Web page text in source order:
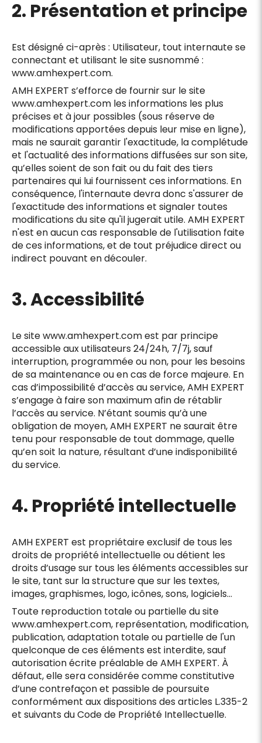
2. Présentation et principe
Est désigné ci-après : Utilisateur, tout internaute se
connectant et utilisant le site susnommé :
www.amhexpert.com.
AMH EXPERT s’efforce de fournir sur le site
www.amhexpert.com les informations les plus
précises et à jour possibles (sous réserve de
modifications apportées depuis leur mise en ligne),
mais ne saurait garantir l'exactitude, la complétude
et l'actualité des informations diffusées sur son site,
qu’elles soient de son fait ou du fait des tiers
partenaires qui lui fournissent ces informations. En
conséquence, l'internaute devra donc s'assurer de
l'exactitude des informations et signaler toutes
modifications du site qu'il jugerait utile. AMH EXPERT
n'est en aucun cas responsable de l'utilisation faite
de ces informations, et de tout préjudice direct ou
indirect pouvant en découler.
3. Accessibilité
Le site www.amhexpert.com est par principe
accessible aux utilisateurs 24/24h, 7/7j, sauf
interruption, programmée ou non, pour les besoins
de sa maintenance ou en cas de force majeure. En
cas d’impossibilité d’accès au service, AMH EXPERT
s’engage à faire son maximum afin de rétablir
l’accès au service. N’étant soumis qu’à une
obligation de moyen, AMH EXPERT ne saurait être
tenu pour responsable de tout dommage, quelle
qu’en soit la nature, résultant d’une indisponibilité
du service.
4. Propriété intellectuelle
AMH EXPERT est propriétaire exclusif de tous les
droits de propriété intellectuelle ou détient les
droits d’usage sur tous les éléments accessibles sur
le site, tant sur la structure que sur les textes,
images, graphismes, logo, icônes, sons, logiciels…
Toute reproduction totale ou partielle du site
www.amhexpert.com, représentation, modification,
publication, adaptation totale ou partielle de l'un
quelconque de ces éléments est interdite, sauf
autorisation écrite préalable de AMH EXPERT. À
défaut, elle sera considérée comme constitutive
d’une contrefaçon et passible de poursuite
conformément aux dispositions des articles L.335-2
et suivants du Code de Propriété Intellectuelle.